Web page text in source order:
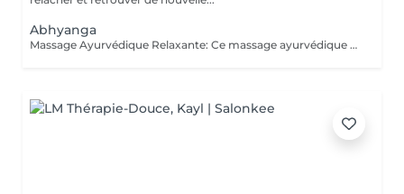
Abhyanga
Massage Ayurvédique Relaxante: Ce massage ayurvédique du corps entier aux huiles chaudes apporte calme, équilibre et harmonie intérieure. Les huiles ayurvédiques enveloppent et massent délicatement tout le corps. Le soin harmonise les énergies corporelles, calme le système nerveux, renforce le système immunitaire, stimule la circulation lymphatique et nourrit la peau ainsi que les tissus. Énergie, vitalité et bien-être sont retrouvés.